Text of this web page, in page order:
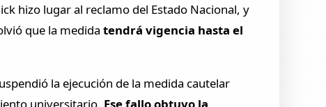
hizo lugar al reclamo del Estado Nacional, y
que la medida tendrá vigencia hasta el
la ejecución de la medida cautelar
universitario. Ese fallo obtuvo la